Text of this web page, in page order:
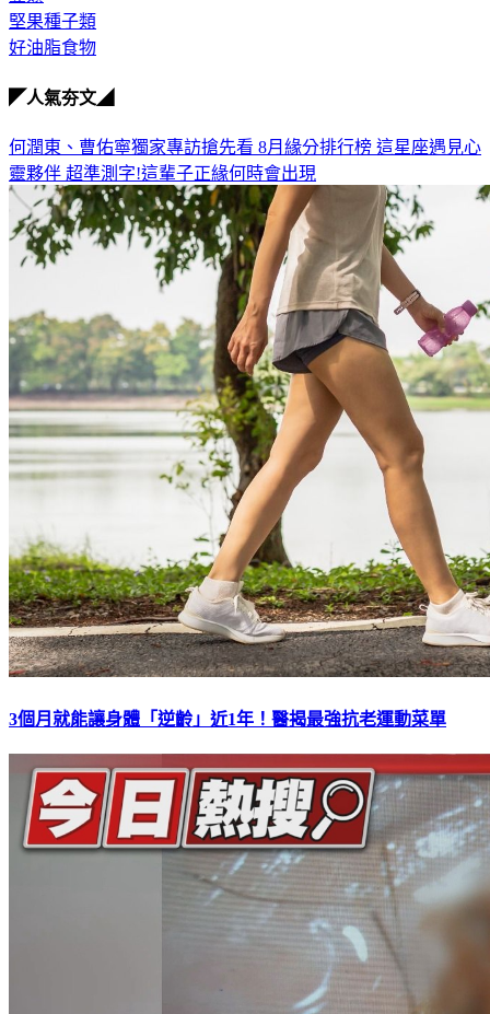
堅果種子類
好油脂食物
◤人氣夯文◢
何潤東、曹佑寧獨家專訪搶先看 8月緣分排行榜 這星座遇見心
靈夥伴 超準測字!這輩子正緣何時會出現
3個月就能讓身體「逆齡」近1年！醫揭最強抗老運動菜單